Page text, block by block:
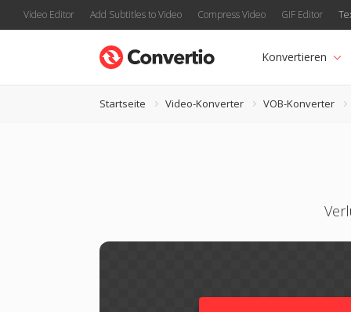
Video Editor Add Subtitles to Video Compress Video GIF Editor
Konvertieren
Startseite Video-Konverter VOB-Konverter